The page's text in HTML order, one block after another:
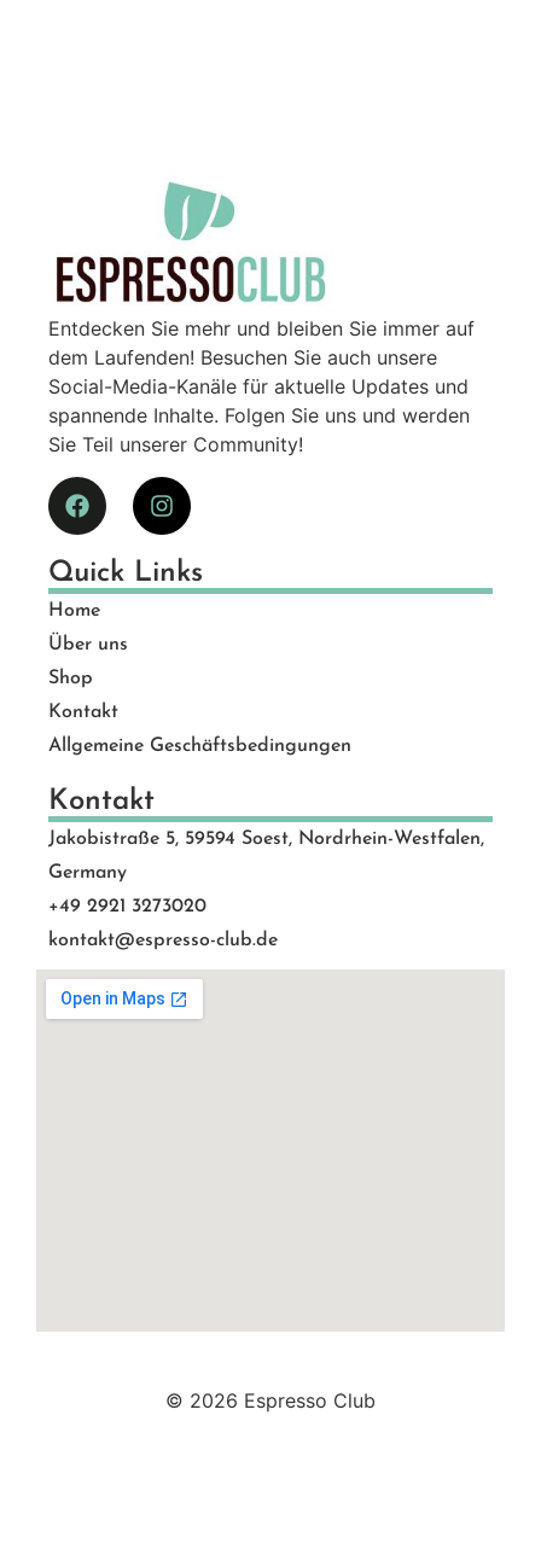
Entdecken Sie mehr und bleiben Sie immer auf
dem Laufenden! Besuchen Sie auch unsere
Social-Media-Kanäle für aktuelle Updates und
spannende Inhalte. Folgen Sie uns und werden
Sie Teil unserer Community!
Quick Links
Home
Über uns
Shop
Kontakt
Allgemeine Geschäftsbedingungen
Kontakt
Jakobistraße 5, 59594 Soest, Nordrhein-Westfalen,
Germany
+49 2921 3273020
kontakt@espresso-club.de
© 2026 Espresso Club